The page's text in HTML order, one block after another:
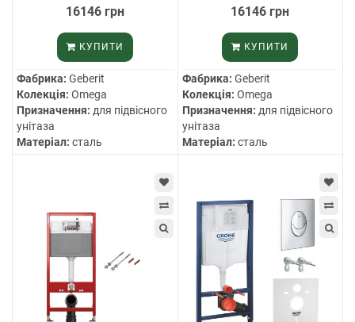
16146 грн
КУПИТИ
Фабрика: Geberit
Колекція: Omega
Призначення: для підвісного
унітаза
Матеріал: сталь
16146 грн
КУПИТИ
Фабрика: Geberit
Колекція: Omega
Призначення: для підвісного
унітаза
Матеріал: сталь